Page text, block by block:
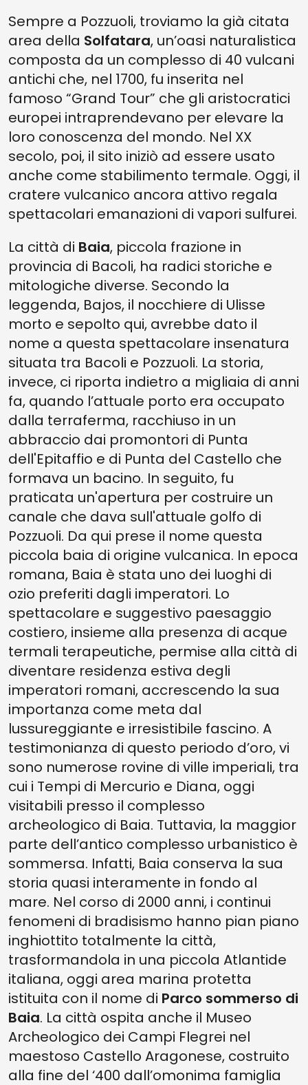
Sempre a Pozzuoli, troviamo la già citata
area della Solfatara, un’oasi naturalistica
composta da un complesso di 40 vulcani
antichi che, nel 1700, fu inserita nel
famoso “Grand Tour” che gli aristocratici
europei intraprendevano per elevare la
loro conoscenza del mondo. Nel XX
secolo, poi, il sito iniziò ad essere usato
anche come stabilimento termale. Oggi, il
cratere vulcanico ancora attivo regala
spettacolari emanazioni di vapori sulfurei.
La città di Baia, piccola frazione in
provincia di Bacoli, ha radici storiche e
mitologiche diverse. Secondo la
leggenda, Bajos, il nocchiere di Ulisse
morto e sepolto qui, avrebbe dato il
nome a questa spettacolare insenatura
situata tra Bacoli e Pozzuoli. La storia,
invece, ci riporta indietro a migliaia di anni
fa, quando l’attuale porto era occupato
dalla terraferma, racchiuso in un
abbraccio dai promontori di Punta
dell'Epitaffio e di Punta del Castello che
formava un bacino. In seguito, fu
praticata un'apertura per costruire un
canale che dava sull'attuale golfo di
Pozzuoli. Da qui prese il nome questa
piccola baia di origine vulcanica. In epoca
romana, Baia è stata uno dei luoghi di
ozio preferiti dagli imperatori. Lo
spettacolare e suggestivo paesaggio
costiero, insieme alla presenza di acque
termali terapeutiche, permise alla città di
diventare residenza estiva degli
imperatori romani, accrescendo la sua
importanza come meta dal
lussureggiante e irresistibile fascino. A
testimonianza di questo periodo d’oro, vi
sono numerose rovine di ville imperiali, tra
cui i Tempi di Mercurio e Diana, oggi
visitabili presso il complesso
archeologico di Baia. Tuttavia, la maggior
parte dell’antico complesso urbanistico è
sommersa. Infatti, Baia conserva la sua
storia quasi interamente in fondo al
mare. Nel corso di 2000 anni, i continui
fenomeni di bradisismo hanno pian piano
inghiottito totalmente la città,
trasformandola in una piccola Atlantide
italiana, oggi area marina protetta
istituita con il nome di Parco sommerso di
Baia. La città ospita anche il Museo
Archeologico dei Campi Flegrei nel
maestoso Castello Aragonese, costruito
alla fine del ‘400 dall’omonima famiglia